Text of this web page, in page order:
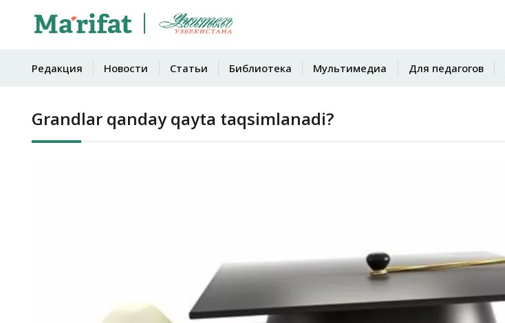
Редакция Новости Статьи Библиотека Мультимедиа Для педагогов
Grandlar qanday qayta taqsimlanadi?